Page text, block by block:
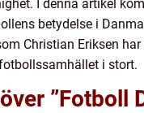
I denna artikel
betydelse i
Christian Eriksen
i stort.
”Fotboll